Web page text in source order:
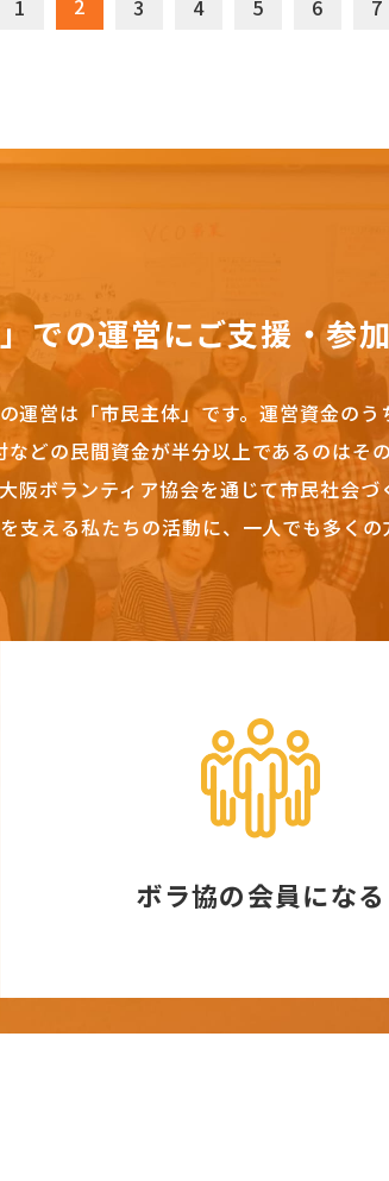
1 2 3 4 5 6 7
」での運営にご支援・参
運営は「市民主体」です。 運営資金のう
などの民間資金が半分以上であるのはそ
阪ボランティア協会を通じて市民社会づ
支える私たちの活動に、一人でも多くの
ボラ協の会員になる